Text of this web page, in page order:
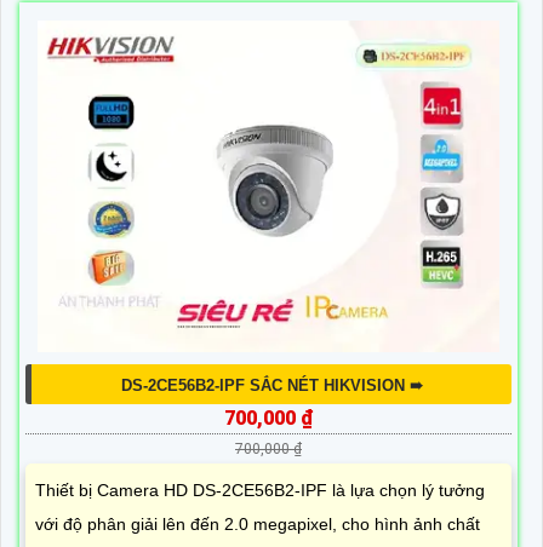
DS-2CE56B2-IPF SẮC NÉT HIKVISION ➠
700,000 ₫
700,000 ₫
Thiết bị Camera HD DS-2CE56B2-IPF là lựa chọn lý tưởng
với độ phân giải lên đến 2.0 megapixel, cho hình ảnh chất